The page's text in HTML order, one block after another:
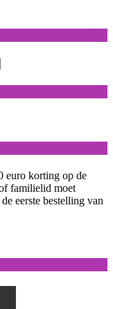
euro korting op de
familielid moet
eerste bestelling van